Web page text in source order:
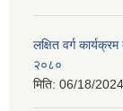
लक्षित वर्ग
२०८०
मिति: 06/18/